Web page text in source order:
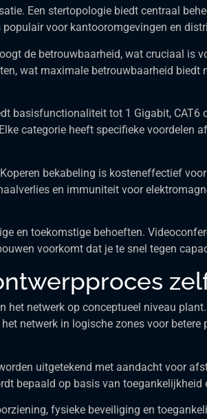
Een stertopologie biedt centraal
voor kantooromgevingen en
de betrouwbaarheid, wat cruciaal is
wat maximale betrouwbaarheid biedt
basisfunctionaliteit tot 1 Gigabit, CAT6
categorie heeft specifieke voordelen
bekabeling is kosteneffectief
en immuniteit voor
en toekomstige behoeften.
voorkomt dat je te snel tegen
het netwerk op conceptueel niveau plant.
netwerk in logische zones voor betere
uitgetekend met aandacht voor
bepaald op basis van
fysieke beveiliging en